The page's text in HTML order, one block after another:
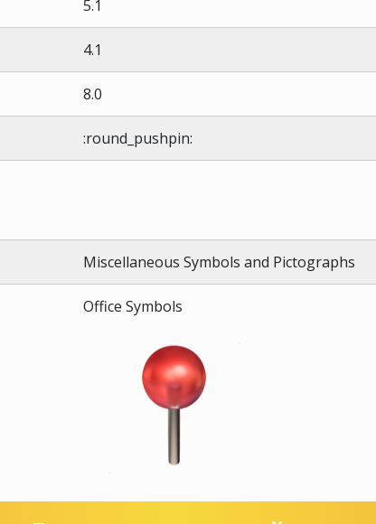
5.1
4.1
8.0
:round_pushpin:
Miscellaneous Symbols and Pictographs
Office Symbols